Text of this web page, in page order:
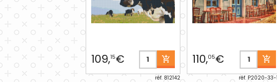
109,15€
réf. 812142
110,05€
réf. P2020-33-